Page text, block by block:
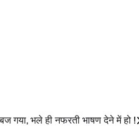
गया, भले ही नफरती भाषण देने में हो !